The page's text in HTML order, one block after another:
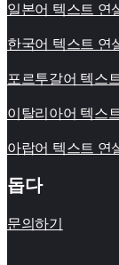
일본어 텍스트 연
한국어 텍스트 연
포르투갈어 텍스
이탈리아어 텍스
아랍어 텍스트 연
돕다
문의하기